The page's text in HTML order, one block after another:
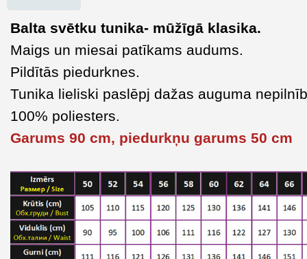
Balta svētku tunika- mūžīgā klasika.
Maigs un miesai patīkams audums.
Pildītās piedurknes.
Tunika lieliski paslēpj dažas auguma
100% poliesters.
Garums 90 cm, piedurkņu garums 50 cm